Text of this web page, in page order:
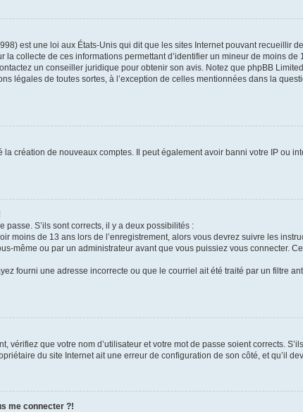
est une loi aux États-Unis qui dit que les sites Internet pouvant recueillir
la collecte de ces informations permettant d’identifier un mineur de moins
un conseiller juridique pour obtenir son avis. Notez que phpBB
légales de toutes sortes, à l’exception de celles mentionnées dans la
la création de nouveaux comptes. Il peut également avoir banni votre IP ou
passe. S’ils sont corrects, il y a deux possibilités :
moins de 13 ans lors de l’enregistrement, alors vous devrez suivre les
même ou par un administrateur avant que vous puissiez vous connecter.
fourni une adresse incorrecte ou que le courriel ait été traité par un filtre
vérifiez que votre nom d’utilisateur et votre mot de passe soient corrects.
du site Internet ait une erreur de configuration de son côté, et qu’il
me connecter ?!